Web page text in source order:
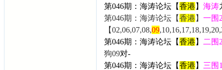
第046期：海涛论坛【香港 】 海涛
第046期：海涛论坛【香港 】 一围
【02,06,07,08,09
第046期：海涛论坛【香港 】
二围
狗09对-
第046期：海涛论坛【香港 】 三围